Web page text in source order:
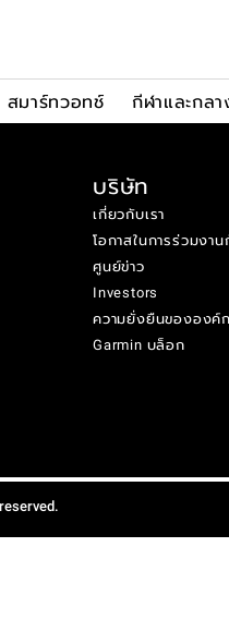
สมาร์ทวอทช์ กีฬาและกล
บริษัท
เกี่ยวกับเรา
โอกาสในการร่วมงา
ศูนย์ข่าว
Investors
ความยั่งยืนขององค์
Garmin บล็อก